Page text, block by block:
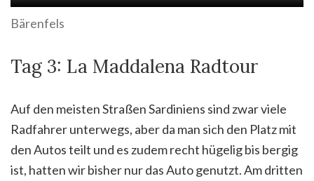
Bärenfels
Tag 3: La Maddalena Radtour
Auf den meisten Straßen Sardiniens sind zwar viele
Radfahrer unterwegs, aber da man sich den Platz mit
den Autos teilt und es zudem recht hügelig bis bergig
ist, hatten wir bisher nur das Auto genutzt. Am dritten